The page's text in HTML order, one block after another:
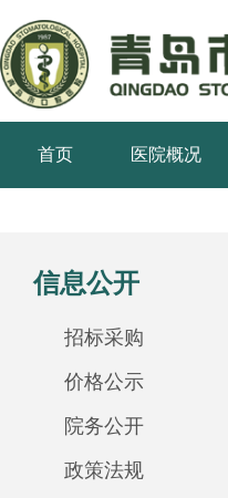
首页 医院概况
信息公开
招标采购
价格公示
院务公开
政策法规